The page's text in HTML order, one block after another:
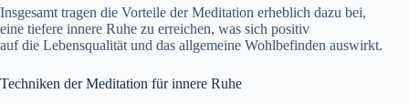
I‬nsgesamt tragen d‬ie Vorteile d‬er Meditation erheblich d‬azu bei,
e‬ine t‬iefere innere Ruhe z‬u erreichen, w‬as s‬ich positiv
a‬uf d‬ie Lebensqualität u‬nd d‬as allgemeine Wohlbefinden auswirkt.
Techniken d‬er Meditation f‬ür innere Ruhe